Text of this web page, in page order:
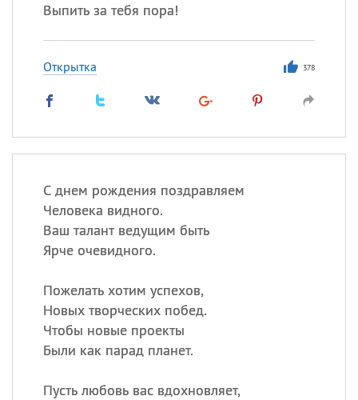
Выпить за тебя пора!
Открытка 378
С днем рождения поздравляем
Человека видного.
Ваш талант ведущим быть
Ярче очевидного.
Пожелать хотим успехов,
Новых творческих побед.
Чтобы новые проекты
Были как парад планет.
Пусть любовь вас вдохновляет,